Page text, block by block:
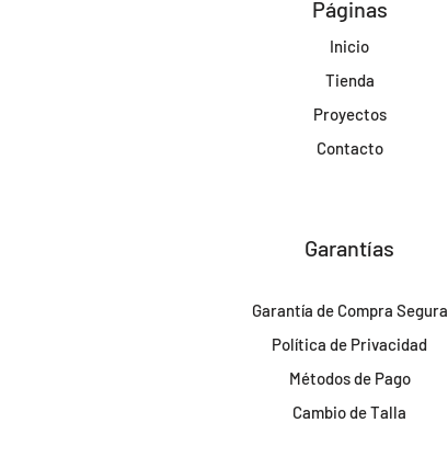
Páginas
Inicio
Tienda
Proyectos
Contacto
Garantías
Garantía de Compra Segura
Política de Privacidad
Métodos de Pago
Cambio de Talla